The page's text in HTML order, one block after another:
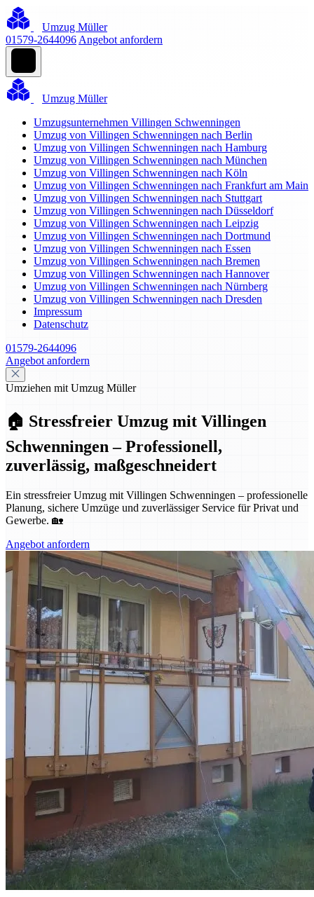
Umzug Müller
01579-2644096 Angebot anfordern
Umzug Müller
Umzugsunternehmen Villingen Schwenningen
Umzug von Villingen Schwenningen nach Berlin
Umzug von Villingen Schwenningen nach Hamburg
Umzug von Villingen Schwenningen nach München
Umzug von Villingen Schwenningen nach Köln
Umzug von Villingen Schwenningen nach Frankfurt am Main
Umzug von Villingen Schwenningen nach Stuttgart
Umzug von Villingen Schwenningen nach Düsseldorf
Umzug von Villingen Schwenningen nach Leipzig
Umzug von Villingen Schwenningen nach Dortmund
Umzug von Villingen Schwenningen nach Essen
Umzug von Villingen Schwenningen nach Bremen
Umzug von Villingen Schwenningen nach Hannover
Umzug von Villingen Schwenningen nach Nürnberg
Umzug von Villingen Schwenningen nach Dresden
Impressum
Datenschutz
01579-2644096
Angebot anfordern
Umziehen mit Umzug Müller
🏠 Stressfreier Umzug mit Villingen
Schwenningen – Professionell,
zuverlässig, maßgeschneidert
Ein stressfreier Umzug mit Villingen Schwenningen – professionelle
Planung, sichere Umzüge und zuverlässiger Service für Privat und
Gewerbe. 🏡
Angebot anfordern